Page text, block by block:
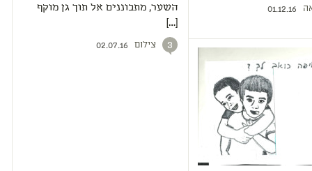
01.12.16
השער, מתבוננים אל תוך גן מוקף
[…]
3 צילום 02.07.16